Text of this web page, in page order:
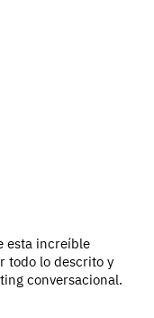
esta increíble
todo lo descrito y
conversacional.